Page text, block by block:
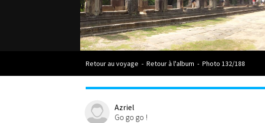
Retour au voyage - Retour à l'album - Photo 132/188
Azriel
Go go go !